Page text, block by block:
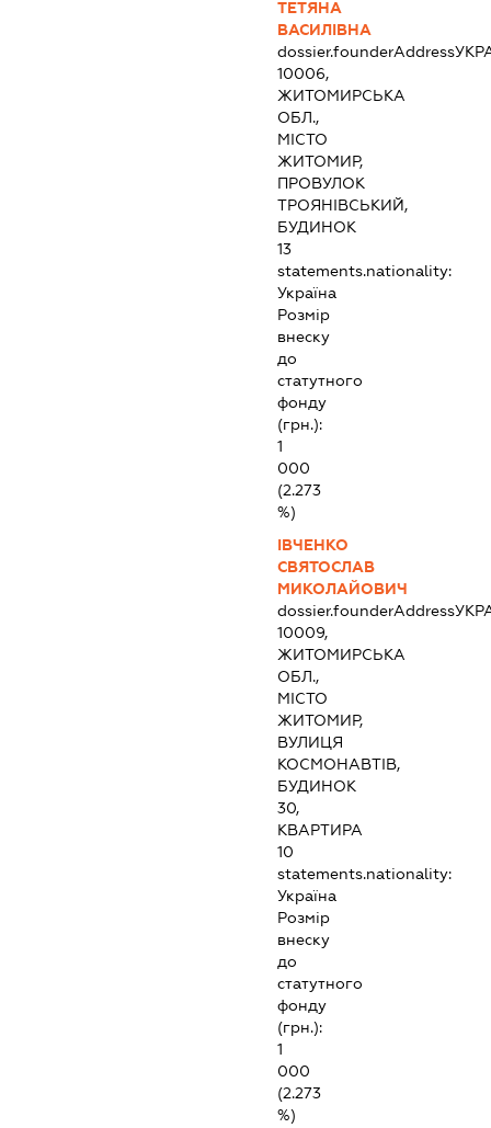
ТЕТЯНА
ВАСИЛІВНА
dossier.founderAddress
10006,
ЖИТОМИРСЬКА
ОБЛ.,
МІСТО
ЖИТОМИР,
ПРОВУЛОК
ТРОЯНІВСЬКИЙ,
БУДИНОК
13
statements.nationality:
Україна
Розмір
внеску
до
статутного
фонду
(грн.):
1
000
(2.273
%)
ІВЧЕНКО
СВЯТОСЛАВ
МИКОЛАЙОВИЧ
dossier.founderAddress
10009,
ЖИТОМИРСЬКА
ОБЛ.,
МІСТО
ЖИТОМИР,
ВУЛИЦЯ
КОСМОНАВТІВ,
БУДИНОК
30,
КВАРТИРА
10
statements.nationality:
Україна
Розмір
внеску
до
статутного
фонду
(грн.):
1
000
(2.273
%)